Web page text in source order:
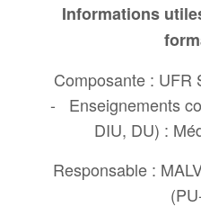
Informations
Composante : UFR
-
Enseignements
DIU, DU) :
Responsable :